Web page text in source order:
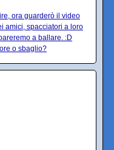
ora guarderò il video
amici, spacciatori a loro
a ballare. :D
o sbaglio?